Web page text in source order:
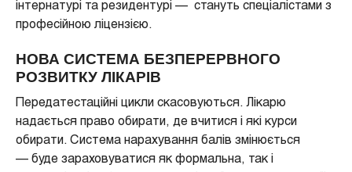
інтернатурі та резидентурі — стануть спеціалістами з
професійною ліцензією.
НОВА СИСТЕМА БЕЗПЕРЕРВНОГО
РОЗВИТКУ ЛІКАРІВ
Передатестаційні цикли скасовуються. Лікарю
надається право обирати, де вчитися і які курси
обирати. Система нарахування балів змінюється
— буде зараховуватися як формальна, так і